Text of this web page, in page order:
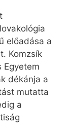
előadása a
Komzsík
Egyetem
dékánja a
mutatta
a